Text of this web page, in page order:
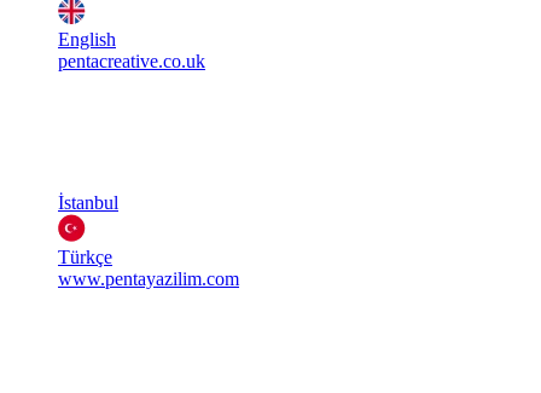
English
pentacreative.co.uk
İstanbul
Türkçe
www.pentayazilim.com